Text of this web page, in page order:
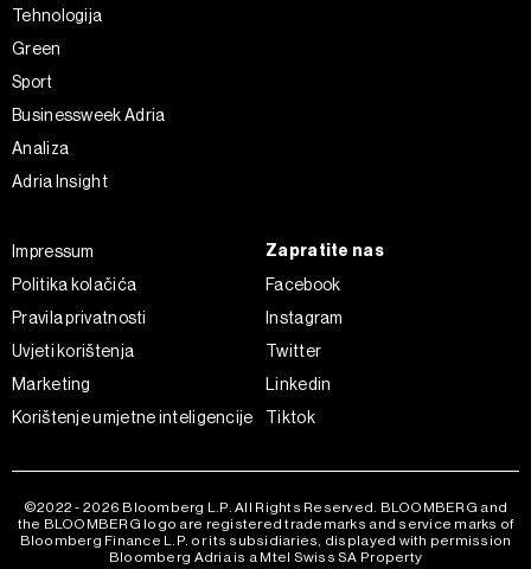
Tehnologija
Green
Sport
Businessweek Adria
Analiza
Adria Insight
Impressum
Politika kolačića
Pravila privatnosti
Uvjeti korištenja
Marketing
Korištenje umjetne inteligencije
Zapratite nas
Facebook
Instagram
Twitter
Linkedin
Tiktok
©2022 - 2026 Bloomberg L.P. All Rights Reserved. BLOOMBERG and
the BLOOMBERG logo are registered trademarks and service marks of
Bloomberg Finance L.P. or its subsidiaries, displayed with permission
Bloomberg Adria is a Mtel Swiss SA Property